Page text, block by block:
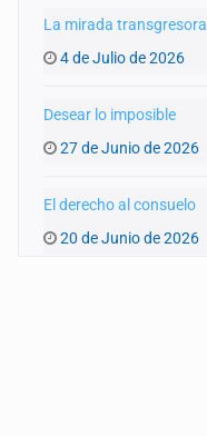
La mirada transgresora
4 de Julio de 2026
Desear lo imposible
27 de Junio de 2026
El derecho al consuelo
20 de Junio de 2026